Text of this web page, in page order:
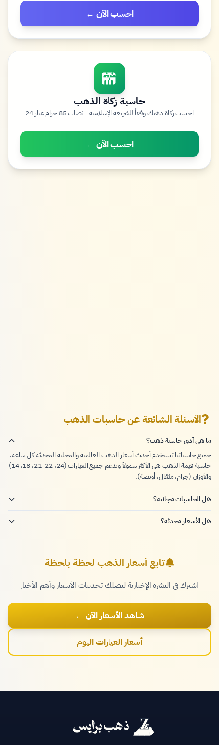
احسب الآن ←
حاسبة زكاة الذهب
احسب زكاة ذهبك وفقاً للشريعة الإسلامية - نصاب 85 جرام عيار 24
احسب الآن ←
الأسئلة الشائعة عن حاسبات الذهب
ما هي أدق حاسبة ذهب؟
جميع حاسباتنا تستخدم أحدث أسعار الذهب العالمية والمحلية المحدثة كل ساعة.
حاسبة قيمة الذهب هي الأكثر شمولاً وتدعم جميع العيارات (24، 22، 21، 18، 14)
والأوزان (جرام، مثقال، أونصة).
هل الحاسبات مجانية؟
هل الأسعار محدثة؟
تابع أسعار الذهب لحظة بلحظة
اشترك في النشرة الإخبارية لتصلك تحديثات الأسعار وأهم الأخبار
شاهد الأسعار الآن ←
أسعار العيارات اليوم